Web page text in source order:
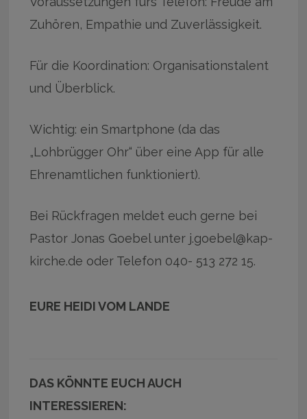
Zuhören, Empathie und Zuverlässigkeit.
Für die Koordination: Organisationstalent
und Überblick.
Wichtig: ein Smartphone (da das
„Lohbrügger Ohr“ über eine App für alle
Ehrenamtlichen funktioniert).
Bei Rückfragen meldet euch gerne bei
Pastor Jonas Goebel unter j.goebel@kap-
kirche.de oder Telefon 040- 513 272 15.
EURE HEIDI VOM LANDE
DAS KÖNNTE EUCH AUCH
INTERESSIEREN: